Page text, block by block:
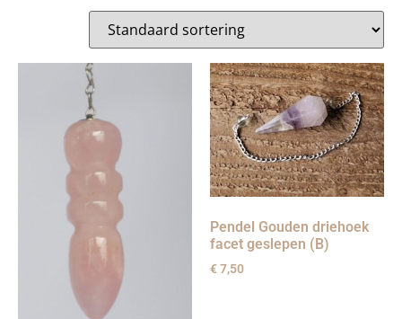
Pendel Gouden driehoek
facet geslepen (B)
€7,50